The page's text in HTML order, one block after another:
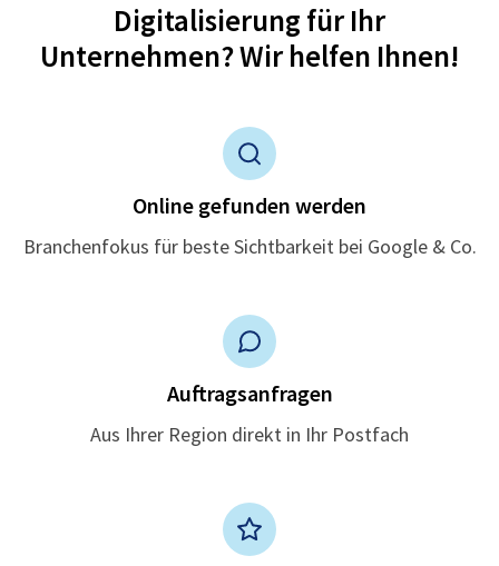
Digitalisierung für Ihr
Unternehmen? Wir helfen Ihnen!
Online gefunden werden
Branchenfokus für beste Sichtbarkeit bei Google & Co.
Auftragsanfragen
Aus Ihrer Region direkt in Ihr Postfach